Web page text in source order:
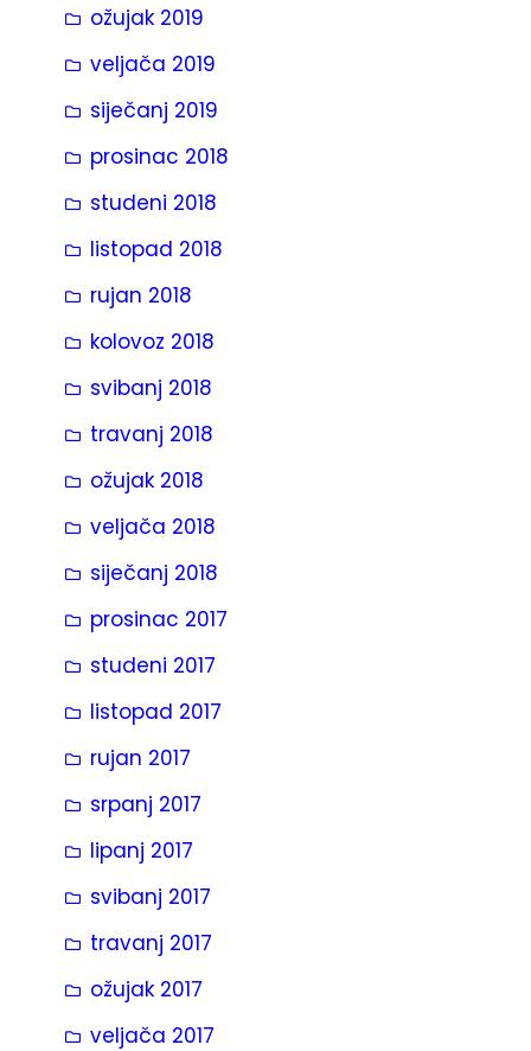
ožujak 2019
veljača 2019
siječanj 2019
prosinac 2018
studeni 2018
listopad 2018
rujan 2018
kolovoz 2018
svibanj 2018
travanj 2018
ožujak 2018
veljača 2018
siječanj 2018
prosinac 2017
studeni 2017
listopad 2017
rujan 2017
srpanj 2017
lipanj 2017
svibanj 2017
travanj 2017
ožujak 2017
veljača 2017